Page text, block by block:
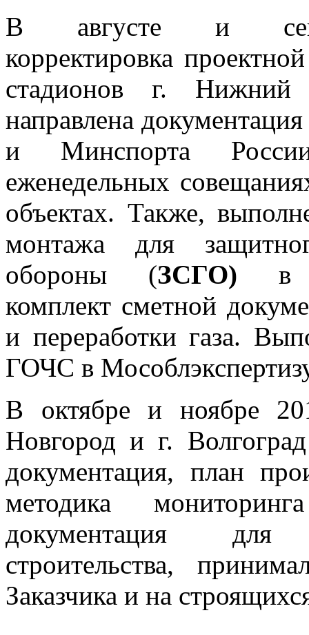
В августе и
корректировка
стадионов г.
направлена
и Минспорта
еженедельных
объектах. Также,
монтажа для
обороны (ЗСГО) в
комплект сметной
и переработки газа.
ГОЧС в
В октябре и ноябре
Новгород и г.
документация, план
методика
документация
строительства,
Заказчика и на